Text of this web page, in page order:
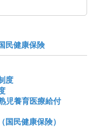
民健康保険
度
児養育医療給付
国民健康保険）